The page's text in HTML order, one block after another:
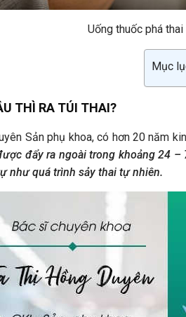
Uống thuốc phá
Mục
THÌ RA TÚI THAI?
Sản phụ khoa, có hơn 20 năm
đẩy ra ngoài trong khoảng 24
như quá trình sảy thai tự nhiên.